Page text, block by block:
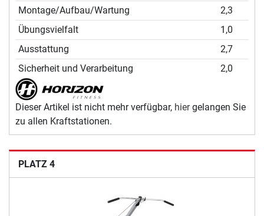
Montage/Aufbau/Wartung
2,3
Übungsvielfalt
1,0
Ausstattung
2,7
Sicherheit und Verarbeitung
2,0
Dieser Artikel ist nicht mehr verfügbar, hiergelangen Sie
zu allen Kraftstationen.
PLATZ 4